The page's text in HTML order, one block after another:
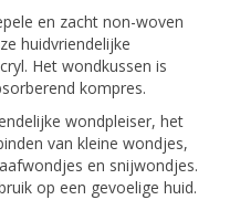
en zacht non-woven
huidvriendelijke
Het wondkussen is
kompres.
wondpleiser, het
van kleine wondjes,
en snijwondjes.
op een gevoelige huid.